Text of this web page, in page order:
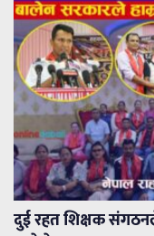
दुई रहत शिक्षक